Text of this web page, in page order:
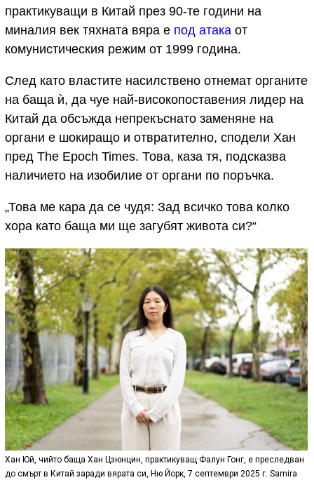
практикуващи в Китай през 90-те години на
миналия век тяхната вяра е под атака от
комунистическия режим от 1999 година.
След като властите насилствено отнемат органите
на баща ѝ, да чуе най-високопоставения лидер на
Китай да обсъжда непрекъснато заменяне на
органи е шокиращо и отвратително, сподели Хан
пред The Epoch Times. Това, каза тя, подсказва
наличието на изобилие от органи по поръчка.
„Това ме кара да се чудя: Зад всичко това колко
хора като баща ми ще загубят живота си?“
Хан Юй, чийто баща Хан Цзюнцин, практикуващ Фалун Гонг, е преследван
до смърт в Китай заради вярата си, Ню Йорк, 7 септември 2025 г. Samira